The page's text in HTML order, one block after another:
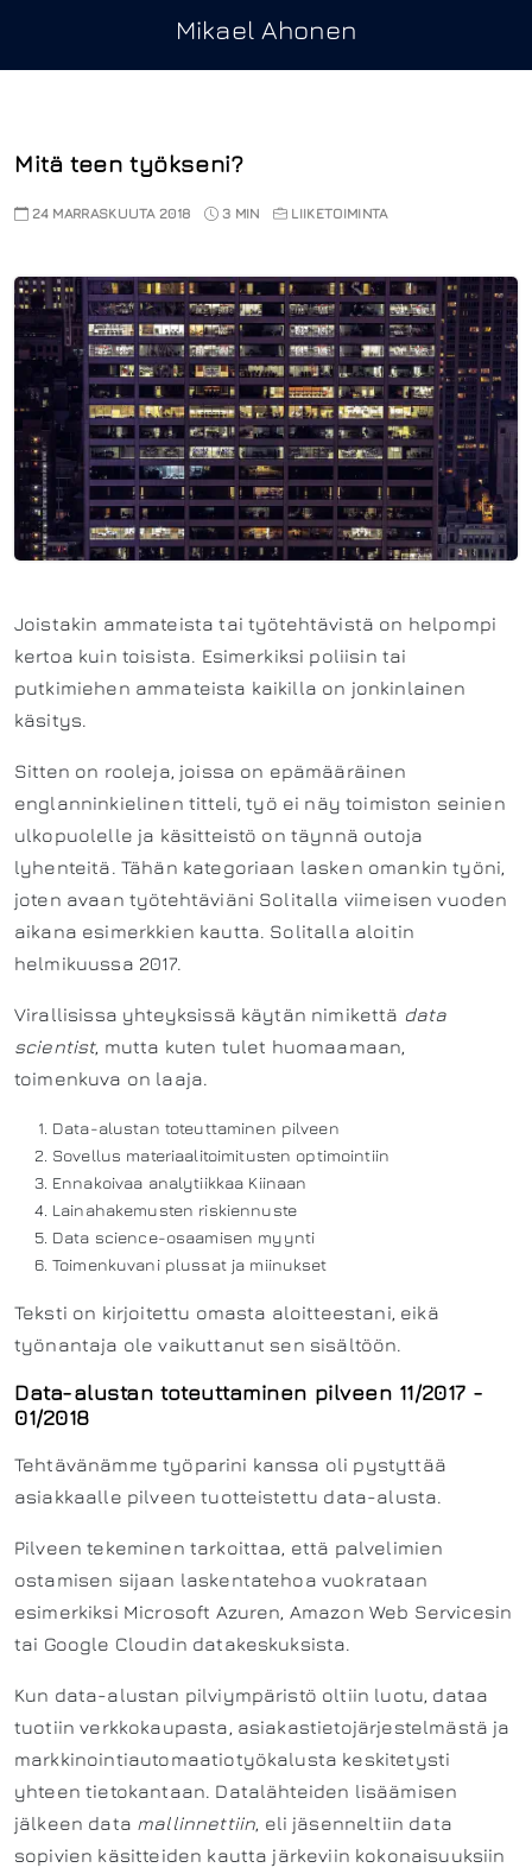
Mikael Ahonen
Mitä teen työkseni?
24 MARRASKUUTA 2018 3 MIN LIIKETOIMINTA
Joistakin ammateista tai työtehtävistä on helpompi
kertoa kuin toisista. Esimerkiksi poliisin tai
putkimiehen ammateista kaikilla on jonkinlainen
käsitys.
Sitten on rooleja, joissa on epämääräinen
englanninkielinen titteli, työ ei näy toimiston seinien
ulkopuolelle ja käsitteistö on täynnä outoja
lyhenteitä. Tähän kategoriaan lasken omankin työni,
joten avaan työtehtäviäni Solitalla viimeisen vuoden
aikana esimerkkien kautta. Solitalla aloitin
helmikuussa 2017.
Virallisissa yhteyksissä käytän nimikettä data
scientist, mutta kuten tulet huomaamaan,
toimenkuva on laaja.
Data-alustan toteuttaminen pilveen
Sovellus materiaalitoimitusten optimointiin
Ennakoivaa analytiikkaa Kiinaan
Lainahakemusten riskiennuste
Data science-osaamisen myynti
Toimenkuvani plussat ja miinukset
Teksti on kirjoitettu omasta aloitteestani, eikä
työnantaja ole vaikuttanut sen sisältöön.
Data-alustan toteuttaminen pilveen 11/2017 -
01/2018
Tehtävänämme työparini kanssa oli pystyttää
asiakkaalle pilveen tuotteistettu data-alusta.
Pilveen tekeminen tarkoittaa, että palvelimien
ostamisen sijaan laskentatehoa vuokrataan
esimerkiksi Microsoft Azuren, Amazon Web Servicesin
tai Google Cloudin datakeskuksista.
Kun data-alustan pilviympäristö oltiin luotu, dataa
tuotiin verkkokaupasta, asiakastietojärjestelmästä ja
markkinointiautomaatiotyökalusta keskitetysti
yhteen tietokantaan. Datalähteiden lisäämisen
jälkeen data mallinnettiin, eli jäsenneltiin data
sopivien käsitteiden kautta järkeviin kokonaisuuksiin